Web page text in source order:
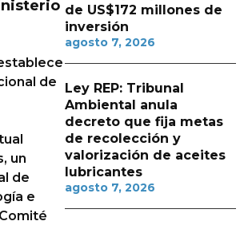
de
un
de
e
de US$172 millones de
inversión
agosto 7, 2026
Ley REP: Tribunal
Ambiental anula
decreto que fija metas
de recolección y
valorización de aceites
lubricantes
agosto 7, 2026